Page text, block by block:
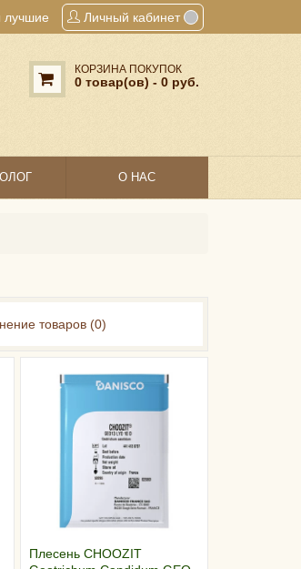
Личный кабинет
КОРЗИНА ПОКУПОК
0 товар(ов) - 0 руб.
О НАС
товаров (0)
Плесень CHOOZIT